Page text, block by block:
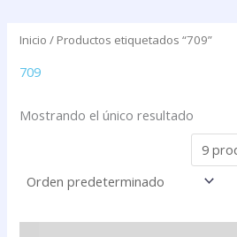
Inicio / Productos etiquetados “709”
709
Mostrando el único resultado